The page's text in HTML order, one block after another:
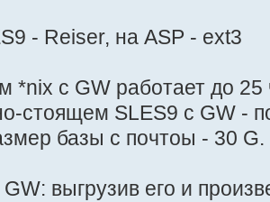
- Reiser, на ASP - ext3
*nix с GW работает до
стоящем SLES9 c GW -
базы с почтоы - 30
выгрузив его и